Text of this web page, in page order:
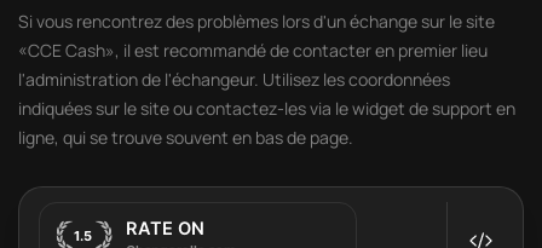
Si vous rencontrez des problèmes lors d'un échange sur le site
«CCE Cash», il est recommandé de contacter en premier lieu
l'administration de l'échangeur. Utilisez les coordonnées
indiquées sur le site ou contactez-les via le widget de support en
ligne, qui se trouve souvent en bas de page.